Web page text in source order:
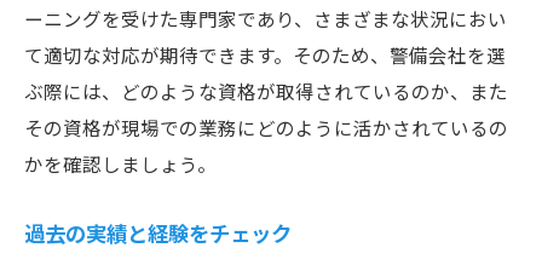
ーニングを受けた専門家であり、さまざまな状況におい
て適切な対応が期待できます。そのため、警備会社を選
ぶ際には、どのような資格が取得されているのか、また
その資格が現場での業務にどのように活かされているの
かを確認しましょう。
過去の実績と経験をチェック